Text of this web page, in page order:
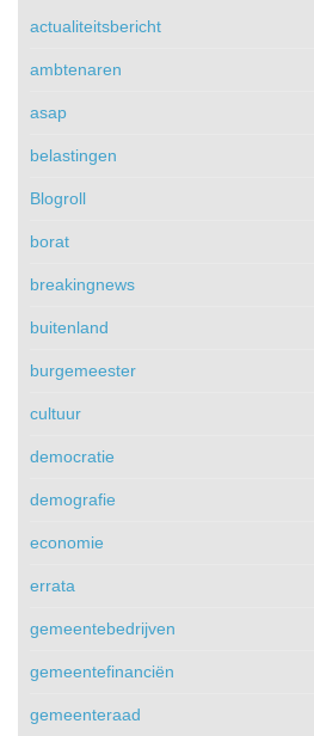
actualiteitsbericht
ambtenaren
asap
belastingen
Blogroll
borat
breakingnews
buitenland
burgemeester
cultuur
democratie
demografie
economie
errata
gemeentebedrijven
gemeentefinanciën
gemeenteraad